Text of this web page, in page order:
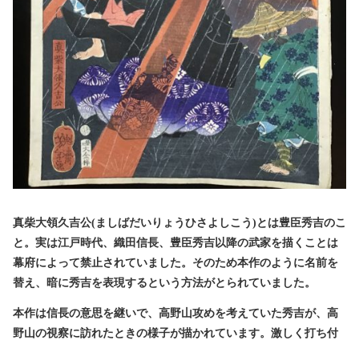
真柴大領久吉公(ましばだいりょうひさよしこう)とは豊臣秀吉のこ
と。実は江戸時代、織田信長、豊臣秀吉以降の武家を描くことは
幕府によって禁止されていました。そのため本作のように名前を
替え、暗に秀吉を表現するという方法がとられていました。
本作は信長の意思を継いで、高野山攻めを考えていた秀吉が、高
野山の視察に訪れたときの様子が描かれています。激しく打ち付